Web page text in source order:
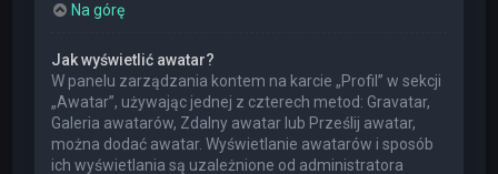
Na górę
Jak wyświetlić awatar?
W panelu zarządzania kontem na karcie „Profil” w sekcji
„Awatar”, używając jednej z czterech metod: Gravatar,
Galeria awatarów, Zdalny awatar lub Prześlij awatar,
można dodać awatar. Wyświetlanie awatarów i sposób
ich wyświetlania są uzależnione od administratora